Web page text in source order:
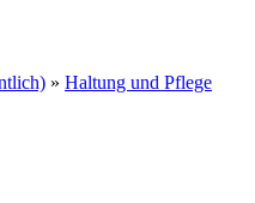
» Haltung und Pflege